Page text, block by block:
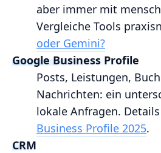
aber immer mit
Vergleiche Tools
oder Gemini?
Google Business Profile
Posts, Leistungen,
Nachrichten: ein
lokale Anfragen.
Business Profile 2025.
CRM